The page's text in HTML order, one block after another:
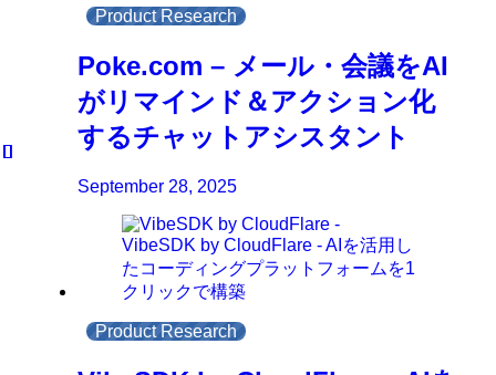
Product Research
Poke.com – メール・会議をAI
がリマインド＆アクション化
するチャットアシスタント
September 28, 2025
Product Research